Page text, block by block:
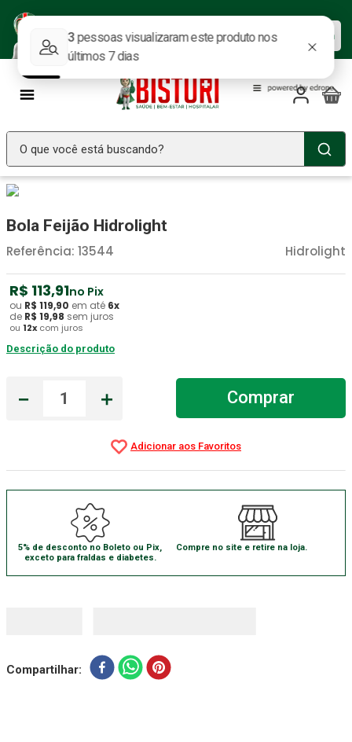
ofertas.
Baixar agora
O que você está buscando?
Bola Feijão Hidrolight
Hidrolight
Referência: 13544
R$ 113,91no Pix
ou R$ 119,90 em até 6x
de R$ 19,98 sem juros
ou 12x com juros
Descrição do produto
＋
－ Comprar
5% de desconto no Boleto ou Pix,
exceto para fraldas e diabetes.
Compre no site e retire na loja.
Compartilhar
Fralda Geriatrica
4º Littmann
5 Estetoscopio Littmann
6º Aparelho Pressão
Gaze Esteril
Cadeira Banho